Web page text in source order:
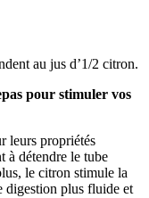
au jus d’1/2 citron.
pour stimuler vos
leurs propriétés
à détendre le tube
le citron stimule la
digestion plus fluide et